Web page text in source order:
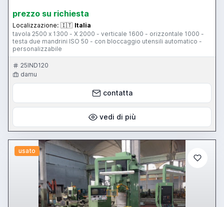
prezzo su richiesta
Localizzazione: 🇮🇹 Italia
tavola 2500 x 1300 - X 2000 - verticale 1600 - orizzontale 1000 -
testa due mandrini ISO 50 - con bloccaggio utensili automatico -
personalizzabile
25IND120
damu
contatta
vedi di più
usato